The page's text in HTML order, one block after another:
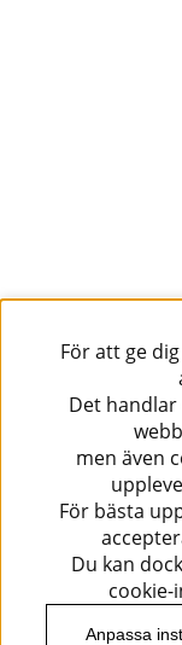
För att ge
Det
men även
För bästa
Du kan
cookie-
Anpassa